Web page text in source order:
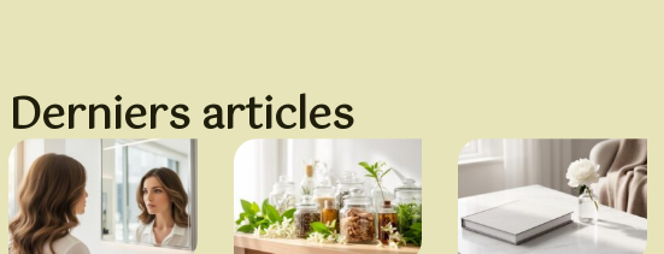
Derniers articles